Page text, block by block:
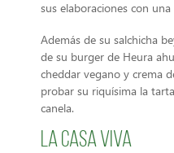
sus elaboraciones con una
Además de su salchicha
de su burger de Heura
cheddar vegano y crema
probar su riquísima la
canela.
La Casa Viva